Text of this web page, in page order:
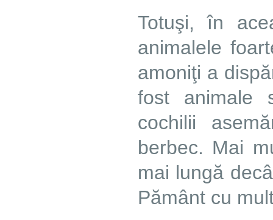
Totuşi, în
animalele
amoniţi a
fost animale
cochilii
berbec. Mai
mai lungă
Pământ cu